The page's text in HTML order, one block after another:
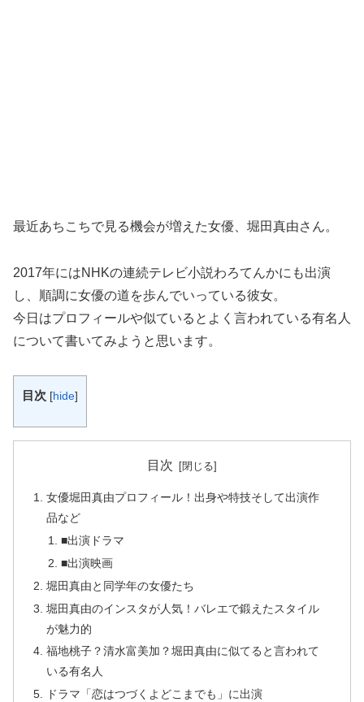
最近あちこちで見る機会が増えた女優、堀田真由さん。
2017年にはNHKの連続テレビ小説わろてんかにも出演
し、順調に女優の道を歩んでいっている彼女。
今日はプロフィールや似ているとよく言われている有名人
について書いてみようと思います。
目次 [hide]
目次
女優堀田真由プロフィール！出身や特技そして出演作
品など
■出演ドラマ
■出演映画
堀田真由と同学年の女優たち
堀田真由のインスタが人気！バレエで鍛えたスタイル
が魅力的
福地桃子？清水富美加？堀田真由に似てると言われて
いる有名人
ドラマ「恋はつづくよどこまでも」に出演